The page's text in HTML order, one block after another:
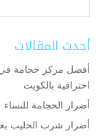
أحدث المقالات
أفضل مركز حجامة في
احترافية بالكويت
أضرار الحجامة للنساء
أضرار شرب الحليب